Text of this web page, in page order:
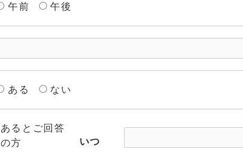
午前
午後
ある ない
あるとご回答
の方
いつ